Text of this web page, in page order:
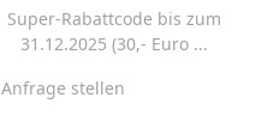
Super-Rabattcode bis zum
31.12.2025 (30,- Euro ...
Anfrage stellen